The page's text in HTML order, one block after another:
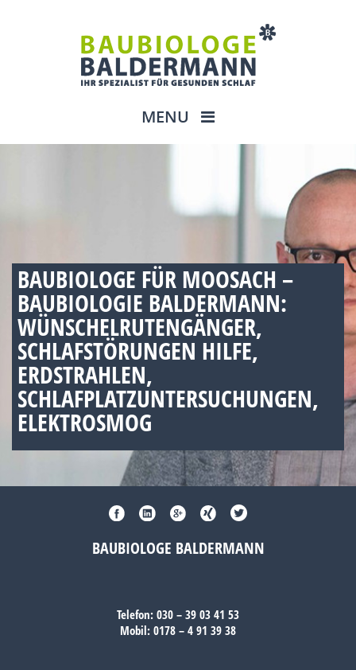
MENU
BAUBIOLOGE FÜR MOOSACH –
BAUBIOLOGIE BALDERMANN:
WÜNSCHELRUTENGÄNGER,
SCHLAFSTÖRUNGEN HILFE,
ERDSTRAHLEN,
SCHLAFPLATZUNTERSUCHUNGEN,
ELEKTROSMOG
BAUBIOLOGE BALDERMANN
Telefon: 030 – 39 03 41 53
Mobil: 0178 – 4 91 39 38